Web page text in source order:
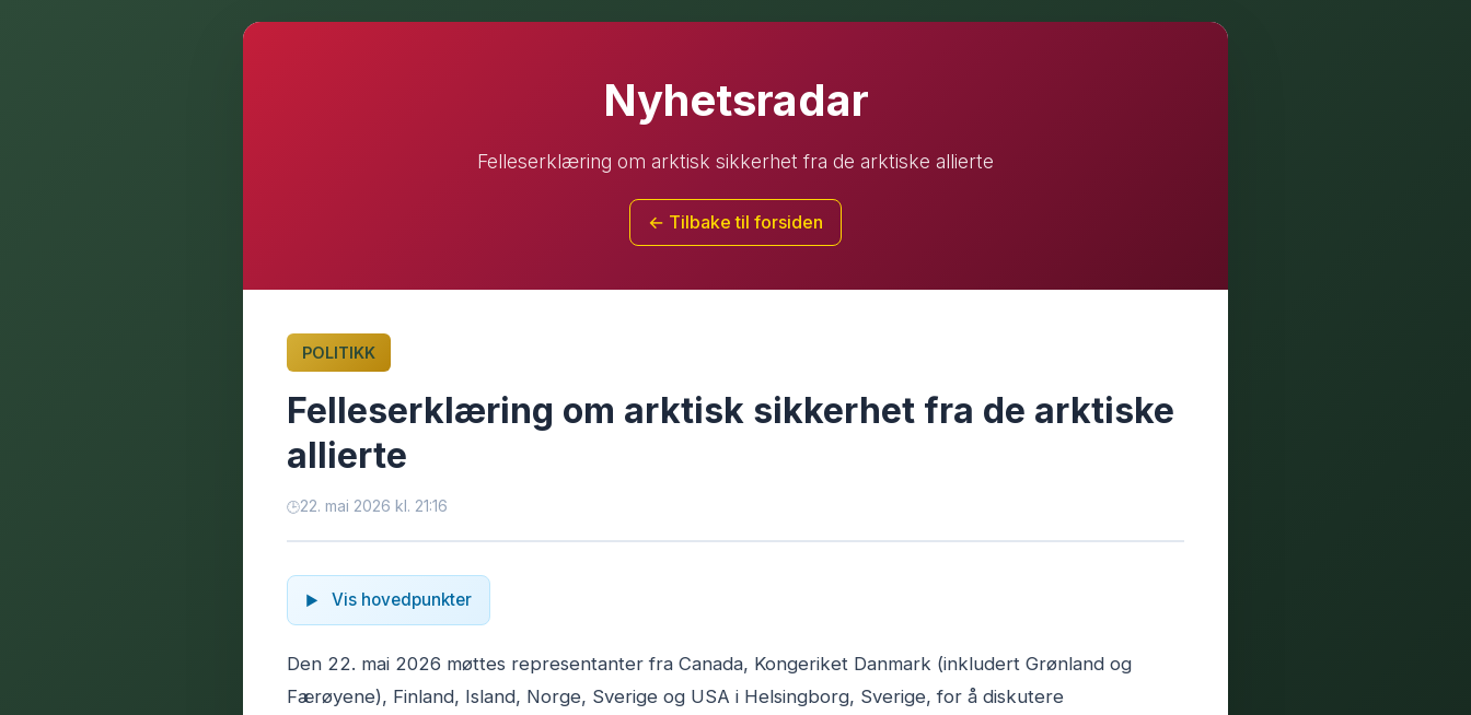
Nyhetsradar
Felleserklæring om arktisk sikkerhet fra de arktiske allierte
← Tilbake til forsiden
POLITIKK
Felleserklæring om arktisk sikkerhet fra de arktiske
allierte
22. mai 2026 kl. 21:16
Vis hovedpunkter
Den 22. mai 2026 møttes representanter fra Canada, Kongeriket Danmark (inkludert Grønland og
Færøyene), Finland, Island, Norge, Sverige og USA i Helsingborg, Sverige, for å diskutere